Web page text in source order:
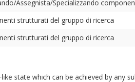
Assegnista/Specializzando
strutturati del gruppo di ricerca
strutturati del gruppo di ricerca
state which can be achieved by any